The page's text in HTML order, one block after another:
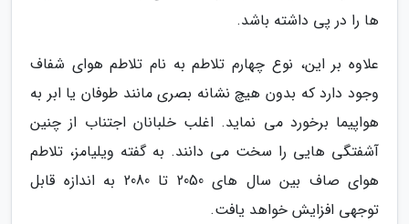
ها را در پی داشته باشد.
علاوه بر این، نوع چهارم تلاطم به نام تلاطم هوای شفاف
وجود دارد که بدون هیچ نشانه بصری مانند طوفان یا ابر به
هواپیما برخورد می نماید. اغلب خلبانان اجتناب از چنین
آشفتگی هایی را سخت می دانند. به گفته ویلیامز، تلاطم
هوای صاف بین سال های 2050 تا 2080 به اندازه قابل
توجهی افزایش خواهد یافت.